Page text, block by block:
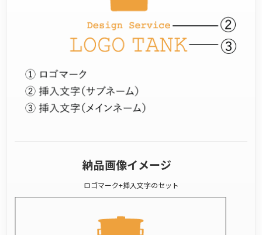
納品画像イメージ
ロゴマーク+挿入文字のセット